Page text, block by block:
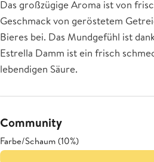
Das großzügige Aroma ist von
Geschmack von geröstetem
Bieres bei. Das Mundgefühl ist
Estrella Damm ist ein frisch
lebendigen Säure.
Community
Farbe/Schaum (10%)